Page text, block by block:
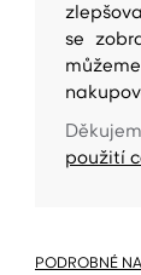
se
použití
PODROBNÉ